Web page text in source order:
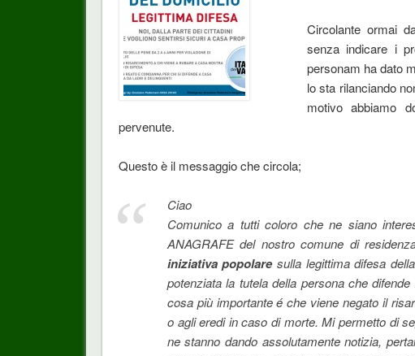
Circolante ormai
senza indicare i
personam ha dato
lo sta rilanciando
motivo abbiamo
pervenute.
Questo è il messaggio che circola;
Ciao
Comunico a tutti coloro che ne siano
ANAGRAFE del nostro comune di
iniziativa popolaresulla legittima difesa
potenziata la tutela della persona che
cosa più importante é che viene negato il
o agli eredi in caso di morte. Mi permetto di
ne stanno dando assolutamente notizia,